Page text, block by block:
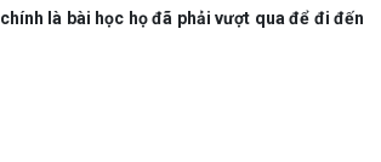
là bài học họ đã phải vượt qua để đi đến